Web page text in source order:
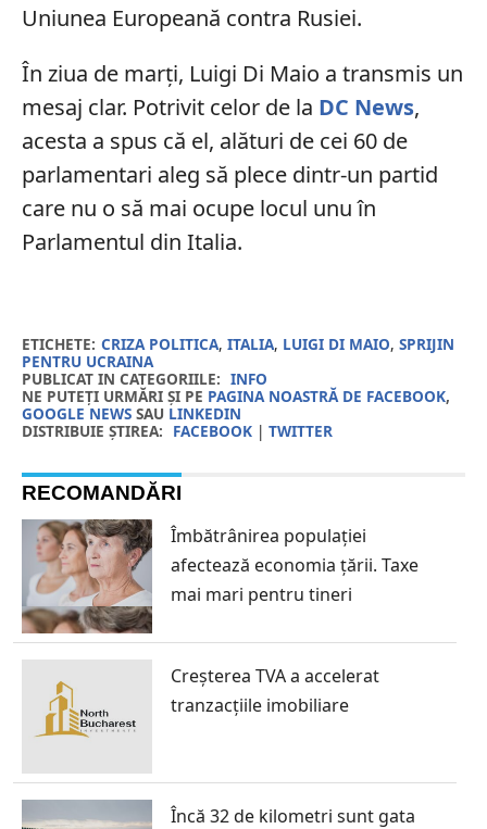
Uniunea Europeană contra Rusiei.
În ziua de marți, Luigi Di Maio a transmis un
mesaj clar. Potrivit celor de la DC News,
acesta a spus că el, alături de cei 60 de
parlamentari aleg să plece dintr-un partid
care nu o să mai ocupe locul unu în
Parlamentul din Italia.
ETICHETE: CRIZA POLITICA, ITALIA, LUIGI DI MAIO, SPRIJIN
PENTRU UCRAINA
PUBLICAT IN CATEGORIILE: INFO
NE PUTEȚI URMĂRI ȘI PE PAGINA NOASTRĂ DE FACEBOOK,
GOOGLE NEWSSAU LINKEDIN
DISTRIBUIE ȘTIREA: FACEBOOK| TWITTER
RECOMANDĂRI
Îmbătrânirea populației
afectează economia țării. Taxe
mai mari pentru tineri
Creșterea TVA a accelerat
tranzacțiile imobiliare
Încă 32 de kilometri sunt gata